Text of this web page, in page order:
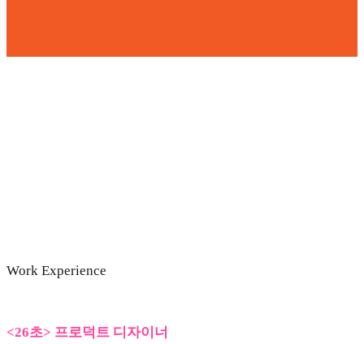
Work Experience
<26초> 프로덕트 디자이너